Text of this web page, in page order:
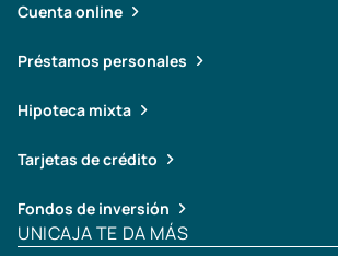
Cuenta online
Préstamos personales
Hipoteca mixta
Tarjetas de crédito
Fondos de inversión
UNICAJA TE DA MÁS